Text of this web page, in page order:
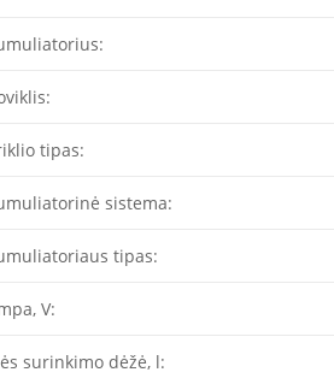
tipas:
sistema:
tipas:
V:
surinkimo dėžė, l: